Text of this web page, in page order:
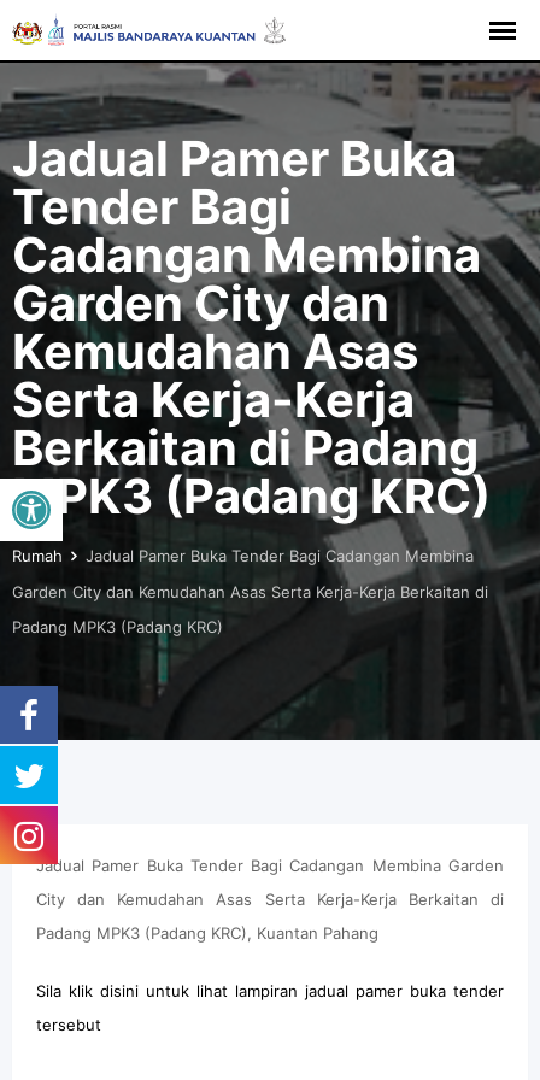
Buka bar alat
Langkau
kandungan
Jadual Pamer Buka
Tender Bagi
Cadangan Membina
Garden City dan
Kemudahan Asas
Serta Kerja-Kerja
Berkaitan di Padang
MPK3 (Padang KRC)
Rumah
Jadual Pamer Buka Tender Bagi Cadangan Membina
Garden City dan Kemudahan Asas Serta Kerja-Kerja Berkaitan di
Padang MPK3 (Padang KRC)
Jadual Pamer Buka Tender Bagi Cadangan Membina Garden
City dan Kemudahan Asas Serta Kerja-Kerja Berkaitan di
Padang MPK3 (Padang KRC), Kuantan Pahang
Sila klik disini untuk lihat lampiran jadual pamer buka tender
tersebut